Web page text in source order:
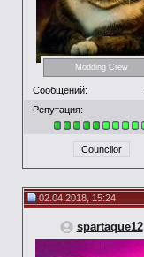
Modding Crew
Сообщений:
Репутация:
Councilor
02.04.2018, 15:24
spartaque12